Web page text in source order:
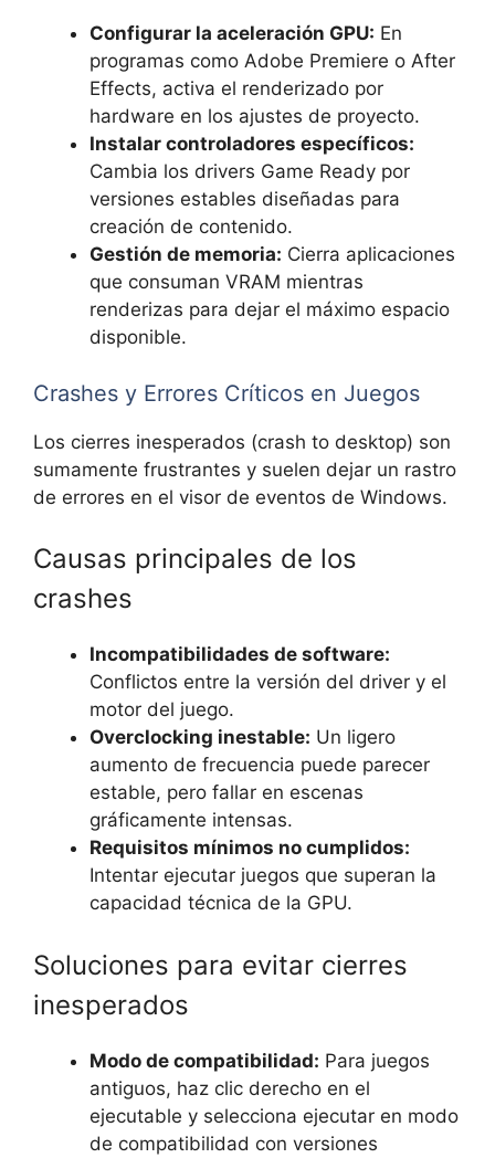
Configurar la aceleración GPU: En
programas como Adobe Premiere o After
Effects, activa el renderizado por
hardware en los ajustes de proyecto.
Instalar controladores específicos:
Cambia los drivers Game Ready por
versiones estables diseñadas para
creación de contenido.
Gestión de memoria: Cierra aplicaciones
que consuman VRAM mientras
renderizas para dejar el máximo espacio
disponible.
Crashes y Errores Críticos en Juegos
Los cierres inesperados (crash to desktop) son
sumamente frustrantes y suelen dejar un rastro
de errores en el visor de eventos de Windows.
Causas principales de los
crashes
Incompatibilidades de software:
Conflictos entre la versión del driver y el
motor del juego.
Overclocking inestable: Un ligero
aumento de frecuencia puede parecer
estable, pero fallar en escenas
gráficamente intensas.
Requisitos mínimos no cumplidos:
Intentar ejecutar juegos que superan la
capacidad técnica de la GPU.
Soluciones para evitar cierres
inesperados
Modo de compatibilidad: Para juegos
antiguos, haz clic derecho en el
ejecutable y selecciona ejecutar en modo
de compatibilidad con versiones